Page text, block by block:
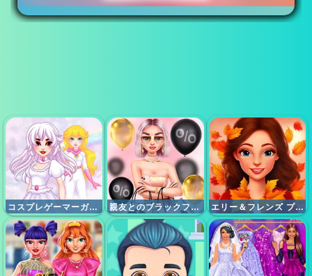
コスプレゲーマーガールズ 親友とのブラックフライデーショッピング エリー＆フレンズ プレフォール アウトフィット